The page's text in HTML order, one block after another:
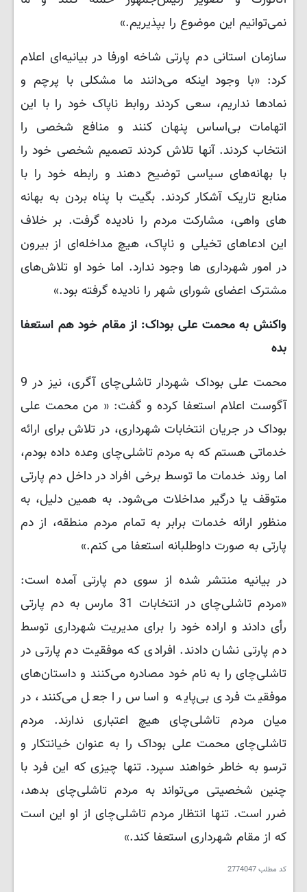
نمی‌توانیم این موضوع را بپذیریم.»
سازمان استانی دم پارتی شاخه اورفا در بیانیه‌ای اعلام
کرد: «با وجود اینکه می‌دانند ما مشکلی با پرچم و
نمادها نداریم، سعی کردند روابط ناپاک خود را با این
اتهامات بی‌اساس پنهان کنند و منافع شخصی را
انتخاب کردند. آنها تلاش کردند تصمیم شخصی خود را
با بهانه‌های سیاسی توضیح دهند و رابطه خود را با
منابع تاریک آشکار کردند. بگیت با پناه بردن به بهانه
های واهی، مشارکت مردم را نادیده گرفت. بر خلاف
این ادعاهای تخیلی و ناپاک، هیچ مداخله‌ای از بیرون
در امور شهرداری ها وجود ندارد. اما خود او تلاش‌های
مشترک اعضای شورای شهر را نادیده گرفته بود.»
واکنش به محمت علی بوداک: از مقام خود هم استعفا
بده
محمت علی بوداک شهردار تاشلی‌چای آگری، نیز در 9
آگوست اعلام استعفا کرده و گفت: « من محمت علی
بوداک در جریان انتخابات شهرداری، در تلاش برای ارائه
خدماتی هستم که به مردم تاشلی‌چای وعده داده بودم،
اما روند خدمات ما توسط برخی افراد در داخل دم پارتی
متوقف یا درگیر مداخلات می‌شود. به همین دلیل، به
منظور ارائه خدمات برابر به تمام مردم منطقه، از دم
پارتی به صورت داوطلبانه استعفا می کنم.»
در بیانیه منتشر شده از سوی دم پارتی آمده است:
«مردم تاشلی‌چای در انتخابات 31 مارس به دم پارتی
رأی دادند و اراده خود را برای مدیریت شهرداری توسط
دم پارتی نشان دادند. افرادی که موفقیت دم پارتی در
تاشلی‌چای را به نام خود مصادره می‌کنند و داستان‌های
موفقیت فردی بی‌پایه و اساس را جعل می‌کنند، در
میان مردم تاشلی‌چای هیچ اعتباری ندارند. مردم
تاشلی‌چای محمت علی بوداک را به عنوان خیانتکار و
ترسو به خاطر خواهند سپرد. تنها چیزی که این فرد با
چنین شخصیتی می‌تواند به مردم تاشلی‌چای بدهد،
ضرر است. تنها انتظار مردم تاشلی‌چای از او این است
که از مقام شهرداری استعفا کند.»
کد مطلب2774047